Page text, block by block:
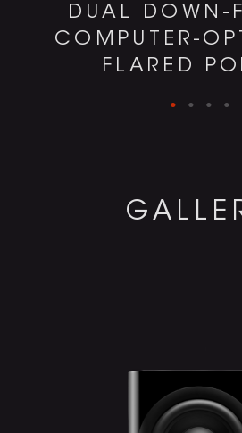
DUAL DOWN-
COMPUTER-
FLARED